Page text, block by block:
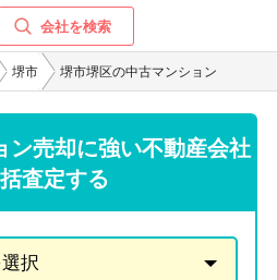
会社を検索
堺市 堺市堺区の中古マンション
ン売却に強い不動産会社
査定する